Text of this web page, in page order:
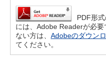
PDF形
には、Adobe Readerが必
ない方は、 Adobeのダウン
てください。